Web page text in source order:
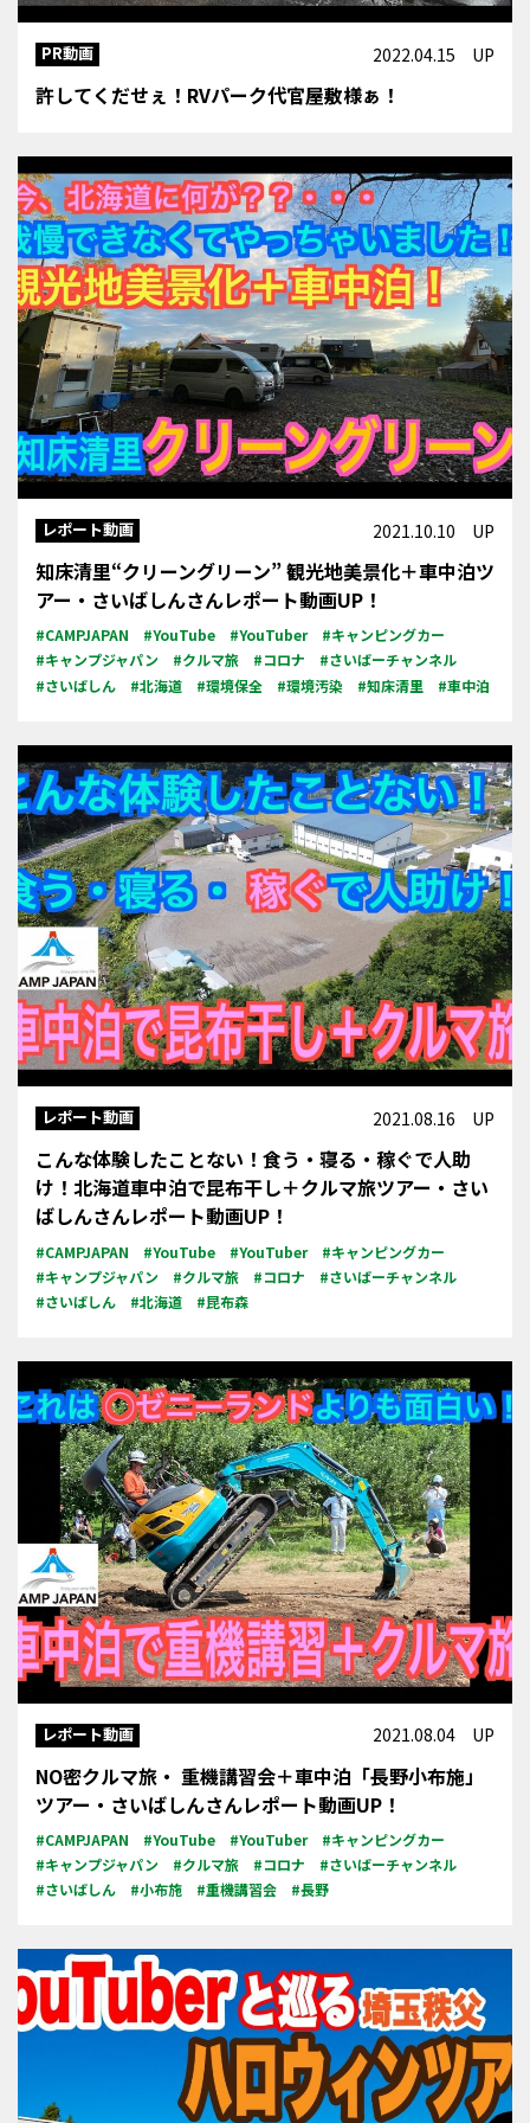
PR動画 2022.04.15 UP
許してくだせぇ！RVパーク代官屋敷様ぁ！
レポート動画 2021.10.10 UP
知床清里“クリーングリーン” 観光地美景化＋車中泊ツ
アー・さいばしんさんレポート動画UP！
#CAMPJAPAN #YouTube #YouTuber
#キャンピングカー
#キャンプジャパン
#クルマ旅 #コロナ
#さいばーチャンネル
#さいばしん
#北海道 #環境保全 #環境汚染 #知床清里 #車中泊
レポート動画 2021.08.16 UP
こんな体験したことない！食う・寝る・稼ぐで人助
け！北海道車中泊で昆布干し＋クルマ旅ツアー・さい
ばしんさんレポート動画UP！
#CAMPJAPAN #YouTube #YouTuber
#キャンピングカー
#キャンプジャパン
#クルマ旅 #コロナ
#さいばーチャンネル
#さいばしん
#北海道 #昆布森
レポート動画 2021.08.04 UP
NO密クルマ旅・ 重機講習会＋車中泊「長野小布施」
ツアー・さいばしんさんレポート動画UP！
#CAMPJAPAN #YouTube #YouTuber
#キャンピングカー
#キャンプジャパン
#クルマ旅 #コロナ
#さいばーチャンネル
#さいばしん
#小布施 #重機講習会 #長野